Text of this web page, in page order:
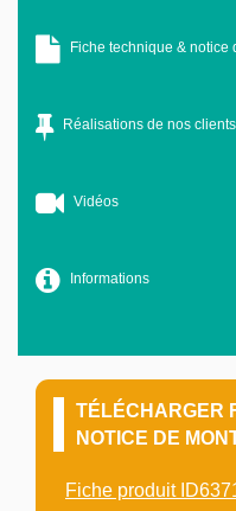
Fiche technique & notice
Réalisations de nos clients
Vidéos
Informations
TÉLÉCHARGER
NOTICE DE
Fiche produit